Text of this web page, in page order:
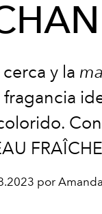
cerca y la
fragancia
FRAÎ
por